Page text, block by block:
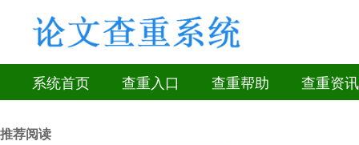
系统首页 查重入口 查重帮助 查重资讯
推荐阅读